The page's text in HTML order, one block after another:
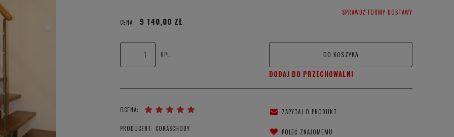
CENA NIE ZAWIERA EWENTUALNYCHSPRAWDŹ FORMY DOSTAWY
CENA:
9 140,00 ZŁ
KPL. DO KOSZYKA
DODAJ DO PRZECHOWALNI
OCENA:
PRODUCENT: CORASCHODY
ZAPYTAJ O PRODUKT
POLEĆ ZNAJOMEMU